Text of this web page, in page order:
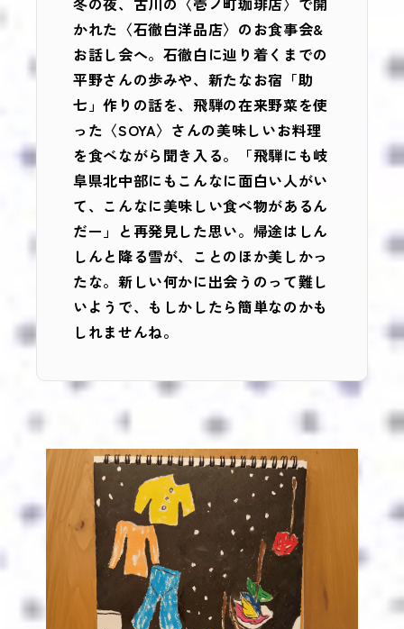
かれた〈石徹白洋品店〉のお食事会&
お話し会へ。石徹白に辿り着くまでの
平野さんの歩みや、新たなお宿「助
七」作りの話を、飛騨の在来野菜を使
った〈SOYA〉さんの美味しいお料理
を食べながら聞き入る。「飛騨にも岐
阜県北中部にもこんなに面白い人がい
て、こんなに美味しい食べ物があるん
だー」と再発見した思い。帰途はしん
しんと降る雪が、ことのほか美しかっ
たな。新しい何かに出会うのって難し
いようで、もしかしたら簡単なのかも
しれませんね。